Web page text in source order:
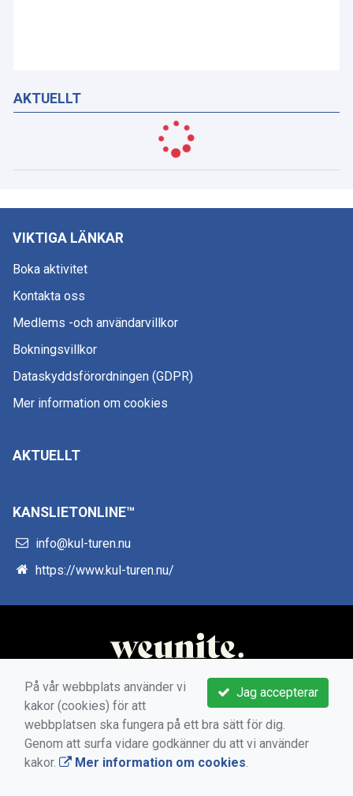
AKTUELLT
VIKTIGA LÄNKAR
Boka aktivitet
Kontakta oss
Medlems -och användarvillkor
Bokningsvillkor
Dataskyddsförordningen (GDPR)
Mer information om cookies
AKTUELLT
KANSLIETONLINE™
info@kul-turen.nu
https://www.kul-turen.nu/
Jag accepterar
På vår webbplats använder vi
kakor (cookies) för att
webbplatsen ska fungera på ett bra sätt för dig.
Genom att surfa vidare godkänner du att vi använder
kakor.
Mer information om cookies.